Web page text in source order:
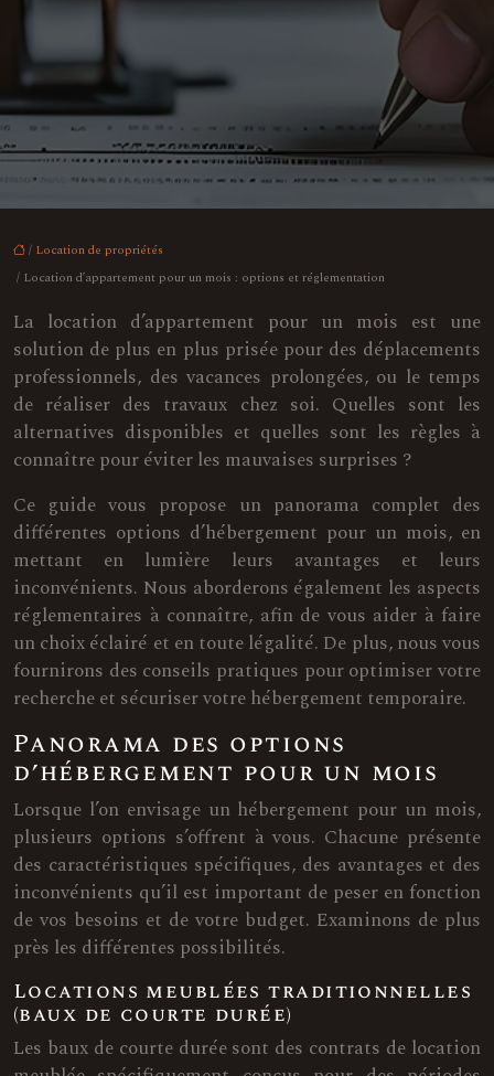
/ Location de propriétés
/ Location d’appartement pour un mois : options et réglementation
La location d’appartement pour un mois est une
solution de plus en plus prisée pour des déplacements
professionnels, des vacances prolongées, ou le temps
de réaliser des travaux chez soi. Quelles sont les
alternatives disponibles et quelles sont les règles à
connaître pour éviter les mauvaises surprises ?
Ce guide vous propose un panorama complet des
différentes options d’hébergement pour un mois, en
mettant en lumière leurs avantages et leurs
inconvénients. Nous aborderons également les aspects
réglementaires à connaître, afin de vous aider à faire
un choix éclairé et en toute légalité. De plus, nous vous
fournirons des conseils pratiques pour optimiser votre
recherche et sécuriser votre hébergement temporaire.
Panorama des options
d’hébergement pour un mois
Lorsque l’on envisage un hébergement pour un mois,
plusieurs options s’offrent à vous. Chacune présente
des caractéristiques spécifiques, des avantages et des
inconvénients qu’il est important de peser en fonction
de vos besoins et de votre budget. Examinons de plus
près les différentes possibilités.
Locations meublées traditionnelles
(baux de courte durée)
Les baux de courte durée sont des contrats de location